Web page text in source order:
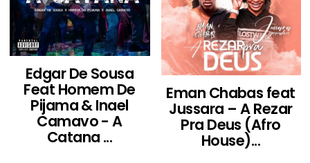
Edgar De Sousa
Feat Homem De
Pijama & Inael
Camavo - A
Catana ...
Eman Chabas feat
Jussara – A Rezar
Pra Deus (Afro
House)...